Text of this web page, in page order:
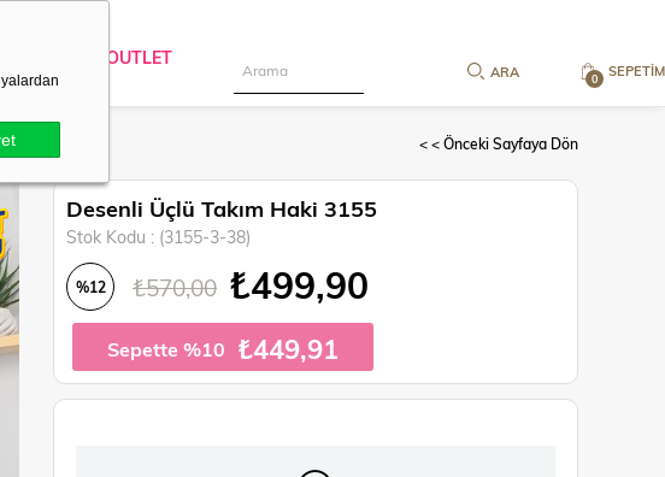
SEPETIM
0
OUTLET
< < Önceki Sayfaya Dön
Desenli Üçlü Takım Haki 3155
Stok Kodu (3155-3-38)
%12 ₺570,00 ₺499,90
Sepette %10 ₺449,91